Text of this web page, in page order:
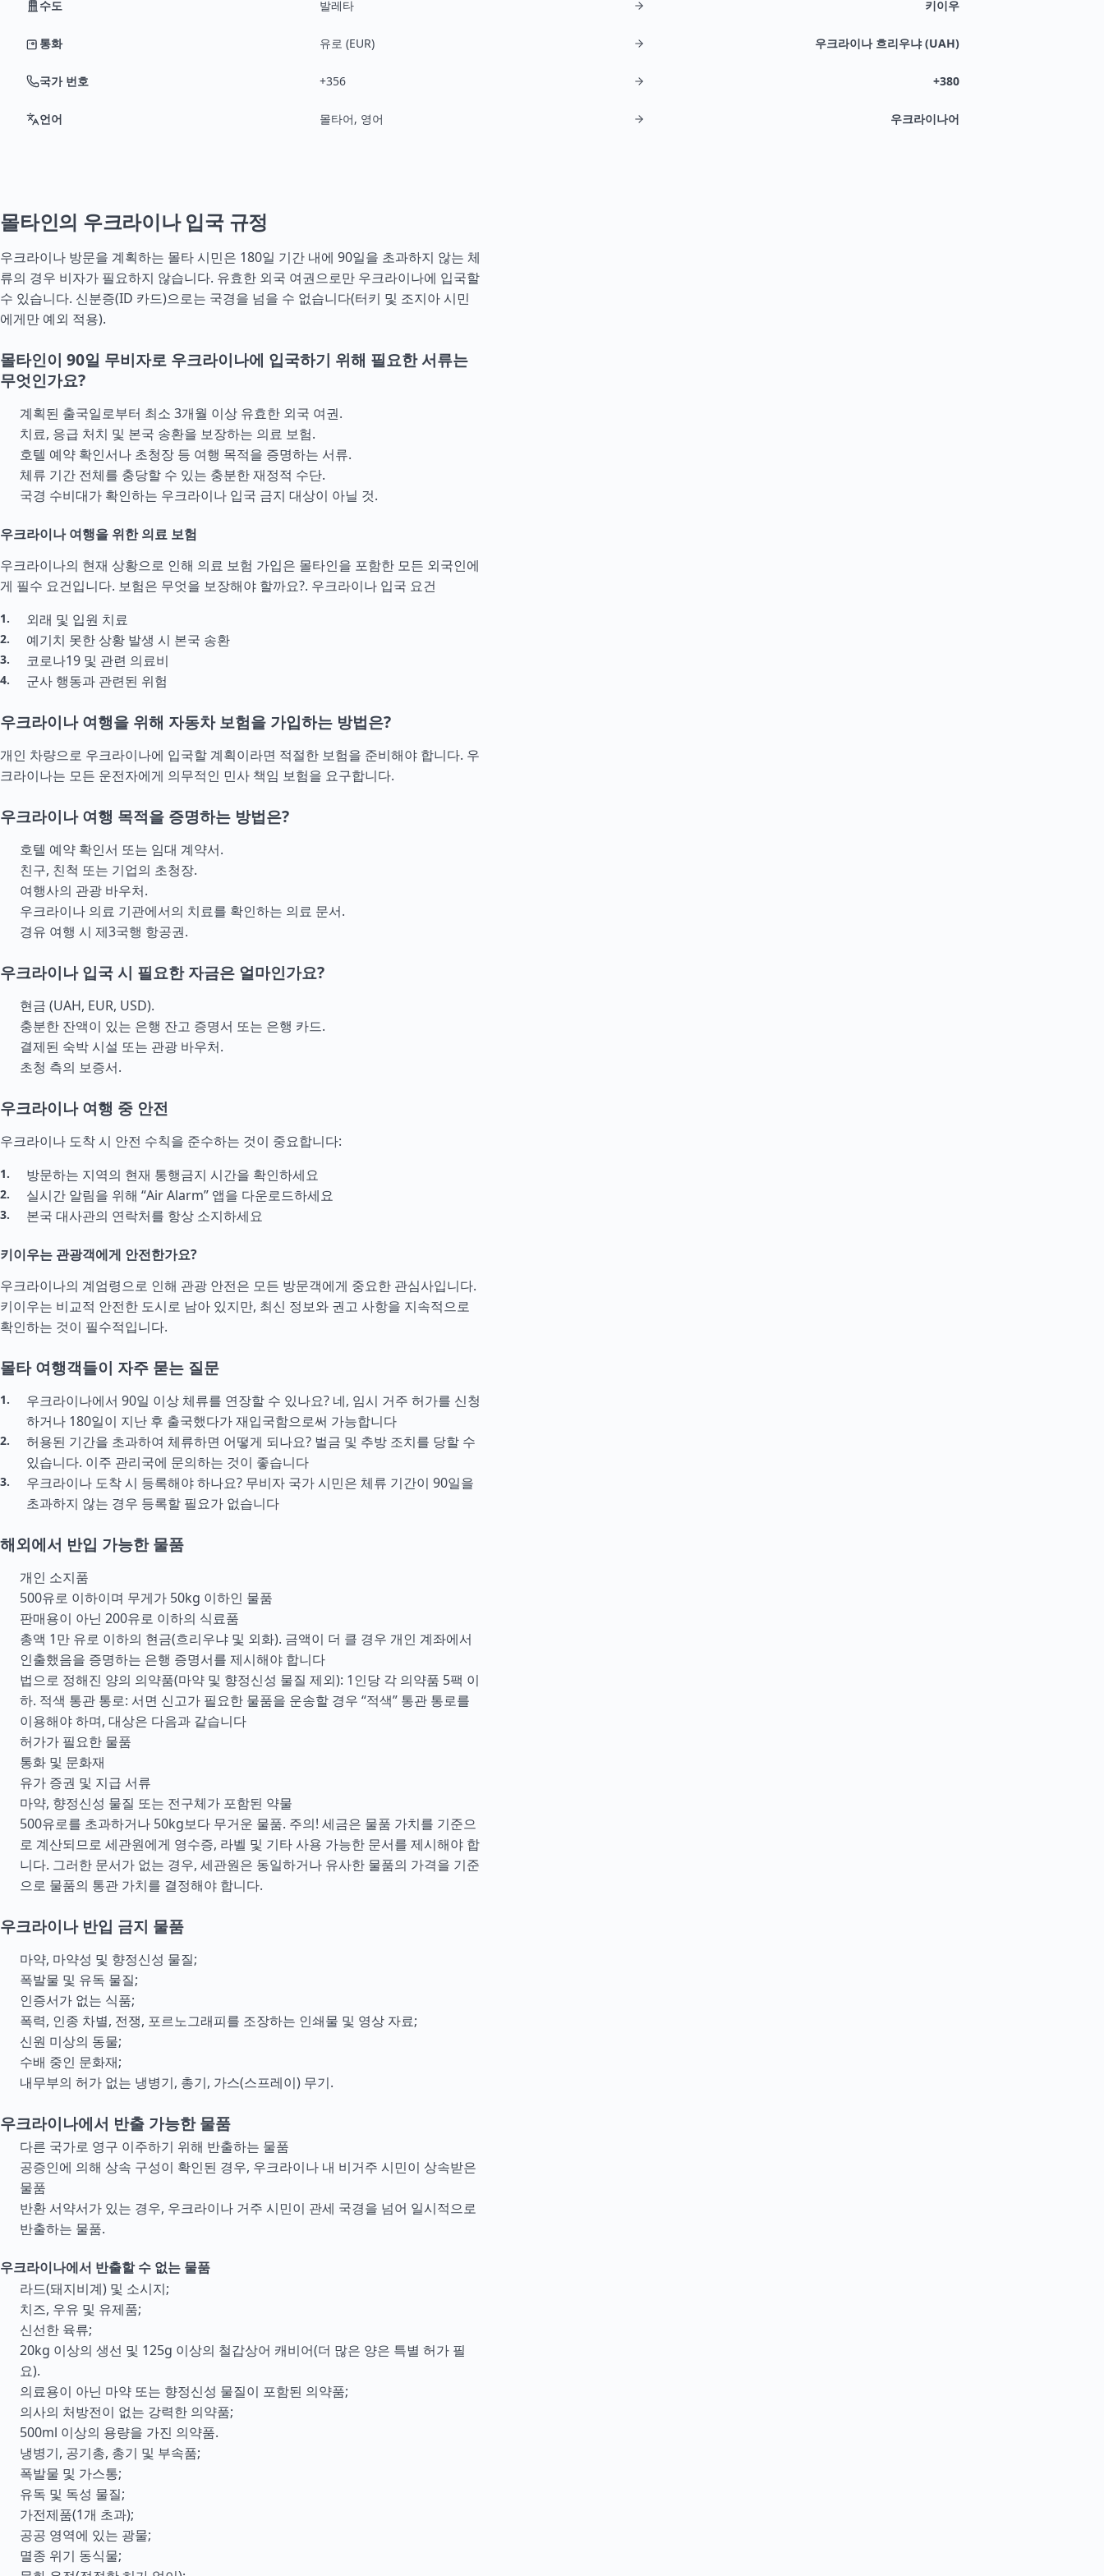
수도 발레타 키이우
통화 유로 (EUR) 우크라이나 흐리우냐 (UAH)
국가 번호 +356 +380
언어 몰타어, 영어 우크라이나어
몰타인의 우크라이나 입국 규정
우크라이나 방문을 계획하는 몰타 시민은 180일 기간 내에 90일을 초과하지 않는 체
류의 경우 비자가 필요하지 않습니다. 유효한 외국 여권으로만 우크라이나에 입국할
수 있습니다. 신분증(ID 카드)으로는 국경을 넘을 수 없습니다(터키 및 조지아시민
에게만 예외 적용).
몰타인이 90일 무비자로 우크라이나에 입국하기 위해 필요한 서류는
무엇인가요?
계획된 출국일로부터 최소 3개월 이상 유효한 외국 여권.
치료, 응급 처치 및 본국 송환을 보장하는 의료 보험.
호텔 예약 확인서나 초청장 등 여행 목적을 증명하는 서류.
체류 기간 전체를 충당할 수 있는 충분한 재정적 수단.
국경 수비대가 확인하는 우크라이나 입국 금지 대상이 아닐 것.
우크라이나 여행을 위한 의료 보험
우크라이나의 현재 상황으로 인해 의료 보험 가입은 몰타인을 포함한 모든 외국인에
게 필수 요건입니다. 보험은 무엇을 보장해야 할까요?. 우크라이나 입국 요건
외래 및 입원 치료
예기치 못한 상황 발생 시 본국 송환
코로나19 및 관련 의료비
군사 행동과 관련된 위험
우크라이나 여행을 위해 자동차 보험을 가입하는 방법은?
개인 차량으로 우크라이나에 입국할 계획이라면 적절한 보험을 준비해야 합니다. 우
크라이나는 모든 운전자에게 의무적인 민사 책임 보험을 요구합니다.
우크라이나 여행 목적을 증명하는 방법은?
호텔 예약 확인서 또는 임대 계약서.
친구, 친척 또는 기업의 초청장.
여행사의 관광 바우처.
우크라이나 의료 기관에서의 치료를 확인하는 의료 문서.
경유 여행 시 제3국행 항공권.
우크라이나 입국 시 필요한 자금은 얼마인가요?
현금 (UAH, EUR, USD).
충분한 잔액이 있는 은행 잔고 증명서 또는 은행 카드.
결제된 숙박 시설 또는 관광 바우처.
초청 측의 보증서.
우크라이나 여행 중 안전
우크라이나 도착 시 안전 수칙을 준수하는 것이 중요합니다:
방문하는 지역의 현재 통행금지 시간을 확인하세요
실시간 알림을 위해 “Air Alarm” 앱을 다운로드하세요
본국 대사관의 연락처를 항상 소지하세요
키이우는 관광객에게 안전한가요?
우크라이나의 계엄령으로 인해 관광 안전은 모든 방문객에게 중요한 관심사입니다.
키이우는 비교적 안전한 도시로 남아 있지만, 최신 정보와 권고 사항을 지속적으로
확인하는 것이 필수적입니다.
몰타 여행객들이 자주 묻는 질문
우크라이나에서 90일 이상 체류를 연장할 수 있나요? 네, 임시 거주 허가를 신청
하거나 180일이 지난 후 출국했다가 재입국함으로써 가능합니다
허용된 기간을 초과하여 체류하면 어떻게 되나요? 벌금 및 추방 조치를 당할 수
있습니다. 이주 관리국에 문의하는 것이 좋습니다
우크라이나 도착 시 등록해야 하나요? 무비자 국가 시민은 체류 기간이 90일을
초과하지 않는 경우 등록할 필요가 없습니다
해외에서 반입 가능한 물품
개인 소지품
500유로 이하이며 무게가 50kg 이하인 물품
판매용이 아닌 200유로 이하의 식료품
총액 1만 유로 이하의 현금(흐리우냐 및 외화). 금액이 더 클 경우 개인 계좌에서
인출했음을 증명하는 은행 증명서를 제시해야 합니다
법으로 정해진 양의 의약품(마약 및 향정신성 물질 제외): 1인당 각 의약품 5팩 이
하. 적색 통관 통로: 서면 신고가 필요한 물품을 운송할 경우 “적색” 통관 통로를
이용해야 하며, 대상은 다음과 같습니다
허가가 필요한 물품
통화 및 문화재
유가 증권 및 지급 서류
마약, 향정신성 물질 또는 전구체가 포함된 약물
500유로를 초과하거나 50kg보다 무거운 물품. 주의! 세금은 물품 가치를 기준으
로 계산되므로 세관원에게 영수증, 라벨 및 기타 사용 가능한 문서를 제시해야 합
니다. 그러한 문서가 없는 경우, 세관원은 동일하거나 유사한 물품의 가격을 기준
으로 물품의 통관 가치를 결정해야 합니다.
우크라이나 반입 금지 물품
마약, 마약성 및 향정신성 물질;
폭발물 및 유독 물질;
인증서가 없는 식품;
폭력, 인종 차별, 전쟁, 포르노그래피를 조장하는 인쇄물 및 영상 자료;
신원 미상의 동물;
수배 중인 문화재;
내무부의 허가 없는 냉병기, 총기, 가스(스프레이) 무기.
우크라이나에서 반출 가능한 물품
다른 국가로 영구 이주하기 위해 반출하는 물품
공증인에 의해 상속 구성이 확인된 경우, 우크라이나 내 비거주 시민이 상속받은
물품
반환 서약서가 있는 경우, 우크라이나 거주 시민이 관세 국경을 넘어 일시적으로
반출하는 물품.
우크라이나에서 반출할 수 없는 물품
라드(돼지비계) 및 소시지;
치즈, 우유 및 유제품;
신선한 육류;
20kg 이상의 생선 및 125g 이상의 철갑상어 캐비어(더 많은 양은 특별 허가 필
요).
의료용이 아닌 마약 또는 향정신성 물질이 포함된 의약품;
의사의 처방전이 없는 강력한 의약품;
500ml 이상의 용량을 가진 의약품.
냉병기, 공기총, 총기 및 부속품;
폭발물 및 가스통;
유독 및 독성 물질;
가전제품(1개 초과);
공공 영역에 있는 광물;
멸종 위기 동식물;